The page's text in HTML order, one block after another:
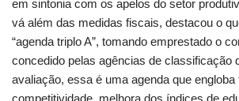
em sintonia com os apelos do setor
vá além das medidas fiscais, destacou o
“agenda triplo A”, tomando emprestado o
concedido pelas agências de classificação
avaliação, essa é uma agenda que
competitividade, melhora dos índices de